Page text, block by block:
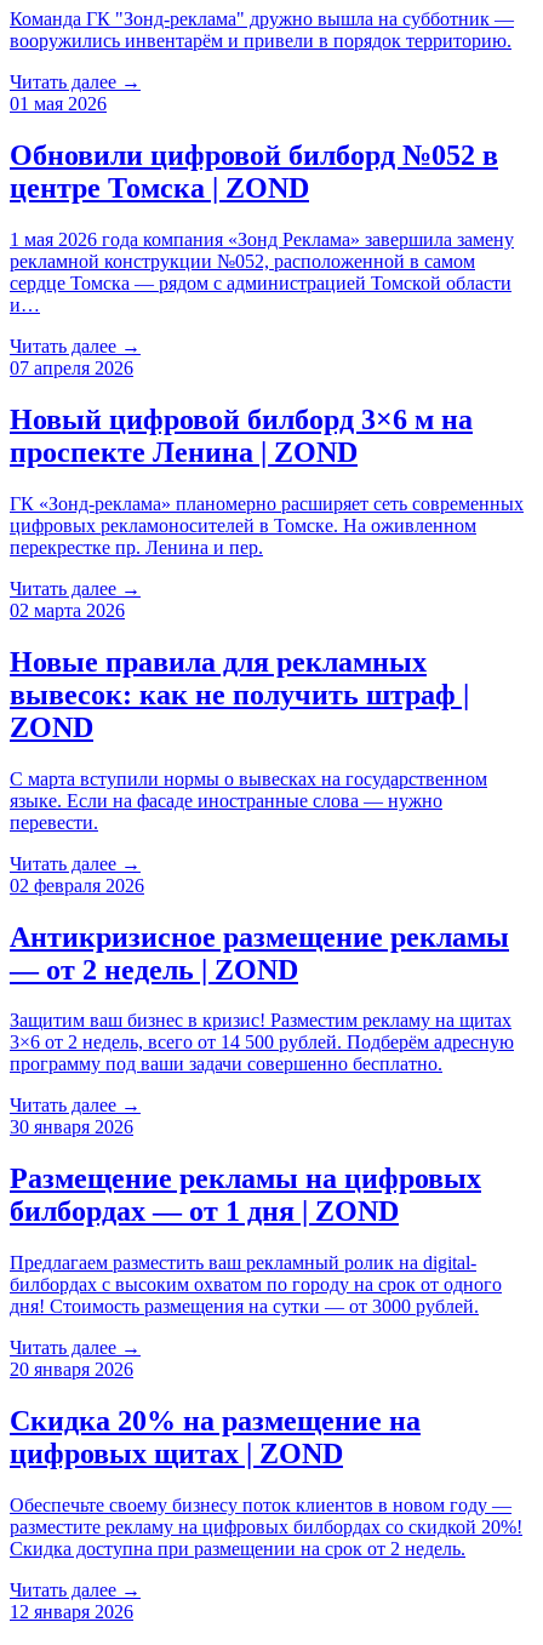
Команда ГК "Зонд-реклама" дружно вышла на субботник —
вооружились инвентарём и привели в порядок территорию.
Читать далее →
01 мая 2026
Обновили цифровой билборд №052 в
центре Томска | ZOND
1 мая 2026 года компания «Зонд Реклама» завершила замену
рекламной конструкции №052, расположенной в самом
сердце Томска — рядом с администрацией Томской области
и…
Читать далее →
07 апреля 2026
Новый цифровой билборд 3×6 м на
проспекте Ленина | ZOND
ГК «Зонд-реклама» планомерно расширяет сеть современных
цифровых рекламоносителей в Томске. На оживленном
перекрестке пр. Ленина и пер.
Читать далее →
02 марта 2026
Новые правила для рекламных
вывесок: как не получить штраф |
ZOND
С марта вступили нормы о вывесках на государственном
языке. Если на фасаде иностранные слова — нужно
перевести.
Читать далее →
02 февраля 2026
Антикризисное размещение рекламы
— от 2 недель | ZOND
Защитим ваш бизнес в кризис! Разместим рекламу на щитах
3×6 от 2 недель, всего от 14 500 рублей. Подберём адресную
программу под ваши задачи совершенно бесплатно.
Читать далее →
30 января 2026
Размещение рекламы на цифровых
билбордах — от 1 дня | ZOND
Предлагаем разместить ваш рекламный ролик на digital-
билбордах с высоким охватом по городу на срок от одного
дня! Стоимость размещения на сутки — от 3000 рублей.
Читать далее →
20 января 2026
Скидка 20% на размещение на
цифровых щитах | ZOND
Обеспечьте своему бизнесу поток клиентов в новом году —
разместите рекламу на цифровых билбордах со скидкой 20%!
Скидка доступна при размещении на срок от 2 недель.
Читать далее →
12 января 2026